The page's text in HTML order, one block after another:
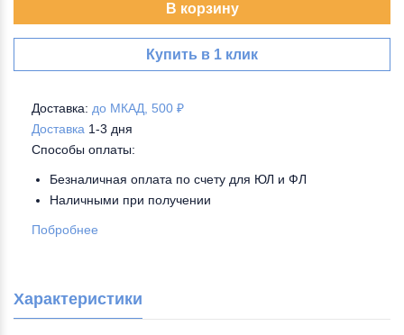
В корзину
Купить в 1 клик
Доставка: до МКАД, 500 ₽
Доставка 1-3 дня
Способы оплаты:
Безналичная оплата по счету для ЮЛ и ФЛ
Наличными при получении
Побробнее
Характеристики